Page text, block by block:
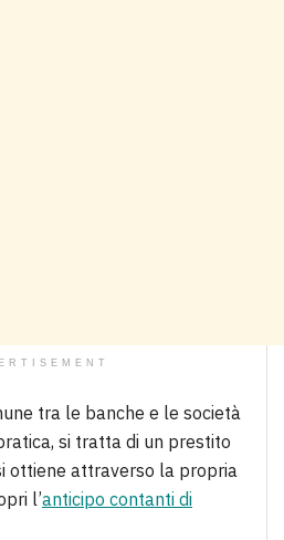
tra le banche e le società
si tratta di un prestito
ottiene attraverso la propria
l’anticipo contanti di